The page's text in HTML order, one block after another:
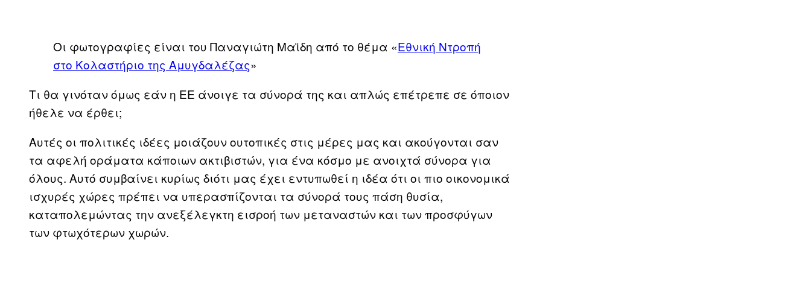
Οι φωτογραφίες είναι του Παναγιώτη Μαϊδη από το θέμα «Εθνική Ντροπή
στο Κολαστήριο της Αμυγδαλέζας»
Τι θα γινόταν όμως εάν η ΕΕ άνοιγε τα σύνορά της και απλώς επέτρεπε σε όποιον
ήθελε να έρθει;
Αυτές οι πολιτικές ιδέες μοιάζουν ουτοπικές στις μέρες μας και ακούγονται σαν
τα αφελή οράματα κάποιων ακτιβιστών, για ένα κόσμο με ανοιχτά σύνορα για
όλους. Αυτό συμβαίνει κυρίως διότι μας έχει εντυπωθεί η ιδέα ότι οι πιο οικονομικά
ισχυρές χώρες πρέπει να υπερασπίζονται τα σύνορά τους πάση θυσία,
καταπολεμώντας την ανεξέλεγκτη εισροή των μεταναστών και των προσφύγων
των φτωχότερων χωρών.